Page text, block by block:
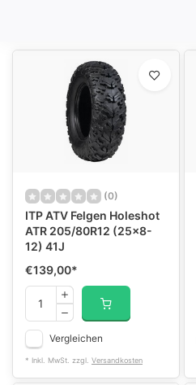
(0)
ITP ATV Felgen Holeshot
ATR 205/80R12 (25x8-
12) 41J
€139,00*
Vergleichen
* Inkl. MwSt. zzgl. Versandkosten